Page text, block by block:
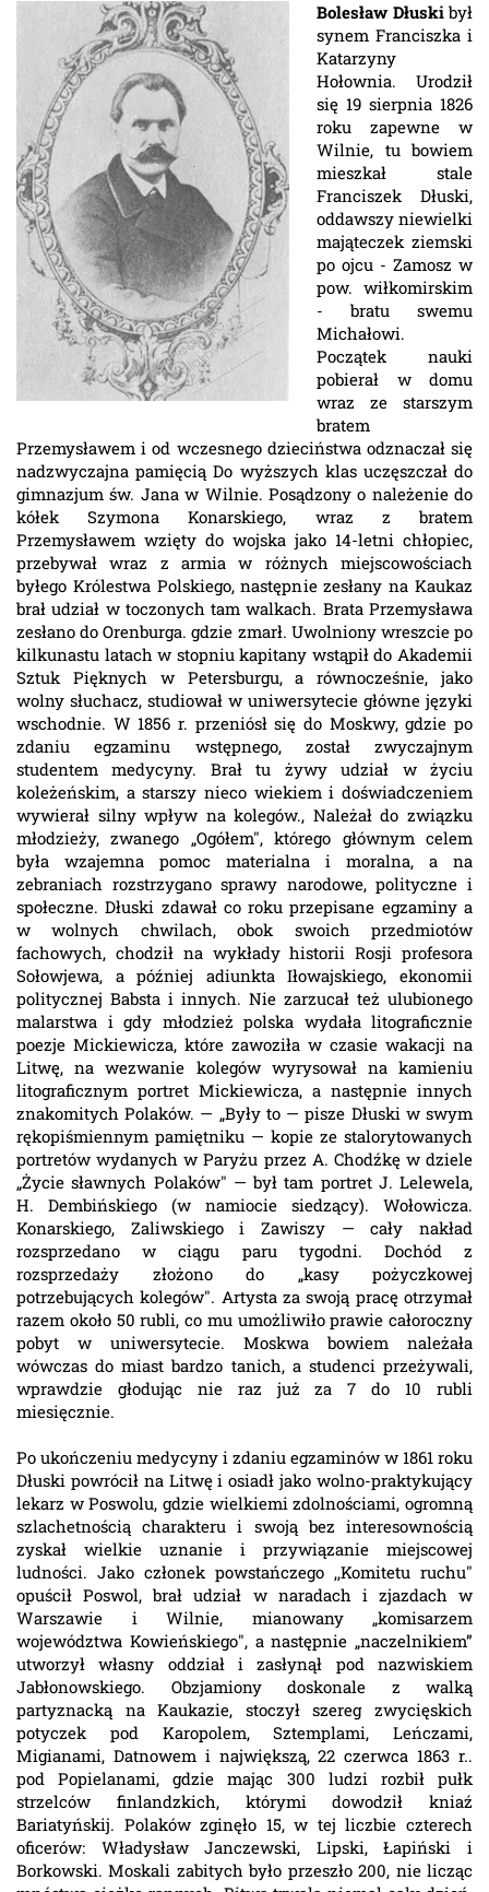
Bolesław Dłuskibył
synem Franciszka i
Katarzyny
Hołownia. Urodził
się 19 sierpnia 1826
roku zapewne w
Wilnie, tu bowiem
mieszkał stale
Franciszek Dłuski,
oddawszy niewielki
mająteczek ziemski
po ojcu - Zamosz w
pow. wiłkomirskim
- bratu swemu
Michałowi.
Początek nauki
pobierał w domu
wraz ze starszym
bratem
Przemysławem i od wczesnego dzieciństwa odznaczał się
nadzwyczajna pamięcią Do wyższych klas uczęszczał do
gimnazjum św. Jana w Wilnie. Posądzony o należenie do
kółek Szymona Konarskiego, wraz z bratem
Przemysławem wzięty do wojska jako 14-letni chłopiec,
przebywał wraz z armia w różnych miejscowościach
byłego Królestwa Polskiego, następnie zesłany na Kaukaz
brał udział w toczonych tam walkach. Brata Przemysława
zesłano do Orenburga. gdzie zmarł. Uwolniony wreszcie po
kilkunastu latach w stopniu kapitany wstąpił do Akademii
Sztuk Pięknych w Petersburgu, a równocześnie, jako
wolny słuchacz, studiował w uniwersytecie główne języki
wschodnie. W 1856 r. przeniósł się do Moskwy, gdzie po
zdaniu egzaminu wstępnego, został zwyczajnym
studentem medycyny. Brał tu żywy udział w życiu
koleżeńskim, a starszy nieco wiekiem i doświadczeniem
wywierał silny wpływ na kolegów., Należał do związku
młodzieży, zwanego „Ogółem", którego głównym celem
była wzajemna pomoc materialna i moralna, a na
zebraniach rozstrzygano sprawy narodowe, polityczne i
społeczne. Dłuski zdawał co roku przepisane egzaminy a
w wolnych chwilach, obok swoich przedmiotów
fachowych, chodził na wykłady historii Rosji profesora
Sołowjewa, a później adiunkta Iłowajskiego, ekonomii
politycznej Babsta i innych. Nie zarzucał też ulubionego
malarstwa i gdy młodzież polska wydała litograficznie
poezje Mickiewicza, które zawoziła w czasie wakacji na
Litwę, na wezwanie kolegów wyrysował na kamieniu
litograficznym portret Mickiewicza, a następnie innych
znakomitych Polaków. — „Były to — pisze Dłuski w swym
rękopiśmiennym pamiętniku — kopie ze stalorytowanych
portretów wydanych w Paryżu przez A. Chodźkę w dziele
„Życie sławnych Polaków" — był tam portret J. Lelewela,
H. Dembińskiego (w namiocie siedzący). Wołowicza.
Konarskiego, Zaliwskiego i Zawiszy — cały nakład
rozsprzedano w ciągu paru tygodni. Dochód z
rozsprzedaży złożono do „kasy pożyczkowej
potrzebujących kolegów". Artysta za swoją pracę otrzymał
razem około 50 rubli, co mu umożliwiło prawie całoroczny
pobyt w uniwersytecie. Moskwa bowiem należała
wówczas do miast bardzo tanich, a studenci przeżywali,
wprawdzie głodując nie raz już za 7 do 10 rubli
miesięcznie.
Po ukończeniu medycyny i zdaniu egzaminów w 1861 roku
Dłuski powrócił na Litwę i osiadł jako wolno-praktykujący
lekarz w Poswolu, gdzie wielkiemi zdolnościami, ogromną
szlachetnością charakteru i swoją bez interesownością
zyskał wielkie uznanie i przywiązanie miejscowej
ludności. Jako członek powstańczego ,,Komitetu ruchu"
opuścił Poswol, brał udział w naradach i zjazdach w
Warszawie i Wilnie, mianowany „komisarzem
województwa Kowieńskiego", a następnie „naczelnikiem”
utworzył własny oddział i zasłynął pod nazwiskiem
Jabłonowskiego. Obzjamiony doskonale z walką
partyznacką na Kaukazie, stoczył szereg zwycięskich
potyczek pod Karopolem, Sztemplami, Leńczami,
Migianami, Datnowem i największą, 22 czerwca 1863 r..
pod Popielanami, gdzie mając 300 ludzi rozbił pułk
strzelców finlandzkich, którymi dowodził kniaź
Bariatyńskij. Polaków zginęło 15, w tej liczbie czterech
oficerów: Władysław Janczewski, Lipski, Łapiński i
Borkowski. Moskali zabitych było przeszło 200, nie licząc